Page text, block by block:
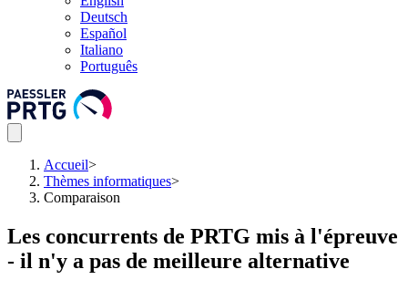
Deutsch
Español
Italiano
Português
Accueil>
Thèmes informatiques>
Comparaison
Les concurrents de PRTG mis à l'épreuve
- il n'y a pas de meilleure alternative